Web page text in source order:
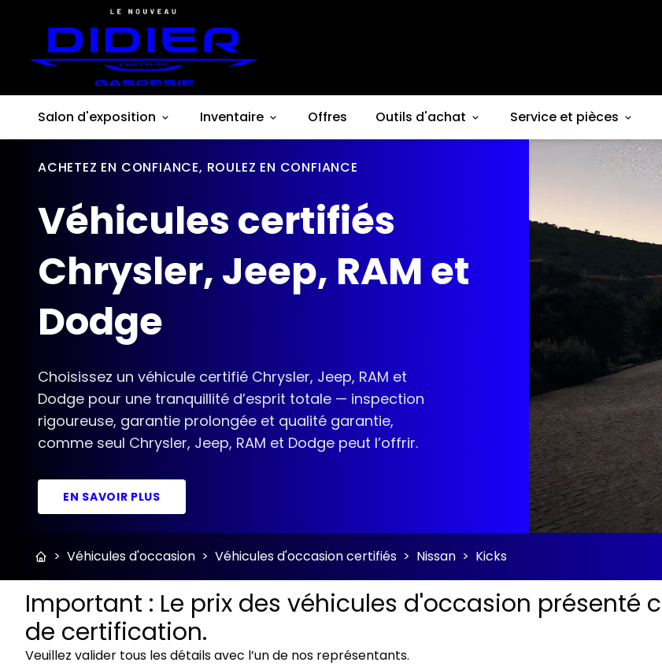
Salon d'exposition Inventaire Offres Outils d'achat Service et pièces
ACHETEZ EN CONFIANCE, ROULEZ EN CONFIANCE
Véhicules certifiés
Chrysler, Jeep, RAM et
Dodge
Choisissez un véhicule certifié Chrysler, Jeep, RAM et
Dodge pour une tranquillité d’esprit totale — inspection
rigoureuse, garantie prolongée et qualité garantie,
comme seul Chrysler, Jeep, RAM et Dodge peut l’offrir.
EN SAVOIR PLUS
> Véhicules d'occasion > Véhicules d'occasion certifiés > Nissan > Kicks
Important : Le prix des véhicules d'occasion présenté
de certification.
Veuillez valider tous les détails avec l’un de nos représentants.